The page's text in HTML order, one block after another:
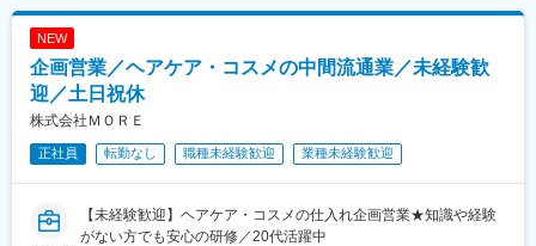
NEW
企画営業／ヘアケア・コスメの中間流通業／未経験歓
迎／土日祝休
株式会社ＭＯＲＥ
正社員 転勤なし 職種未経験歓迎 業種未経験歓迎
【未経験歓迎】ヘアケア・コスメの仕入れ企画営業★知識や経験
がない方でも安心の研修／20代活躍中